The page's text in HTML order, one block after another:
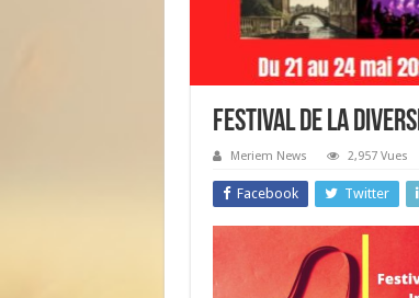
Festival de la
Meriem News 2,957 Vues
Facebook Twitter